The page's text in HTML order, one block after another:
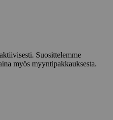
Suosittelemme
myös myyntipakkauksesta.